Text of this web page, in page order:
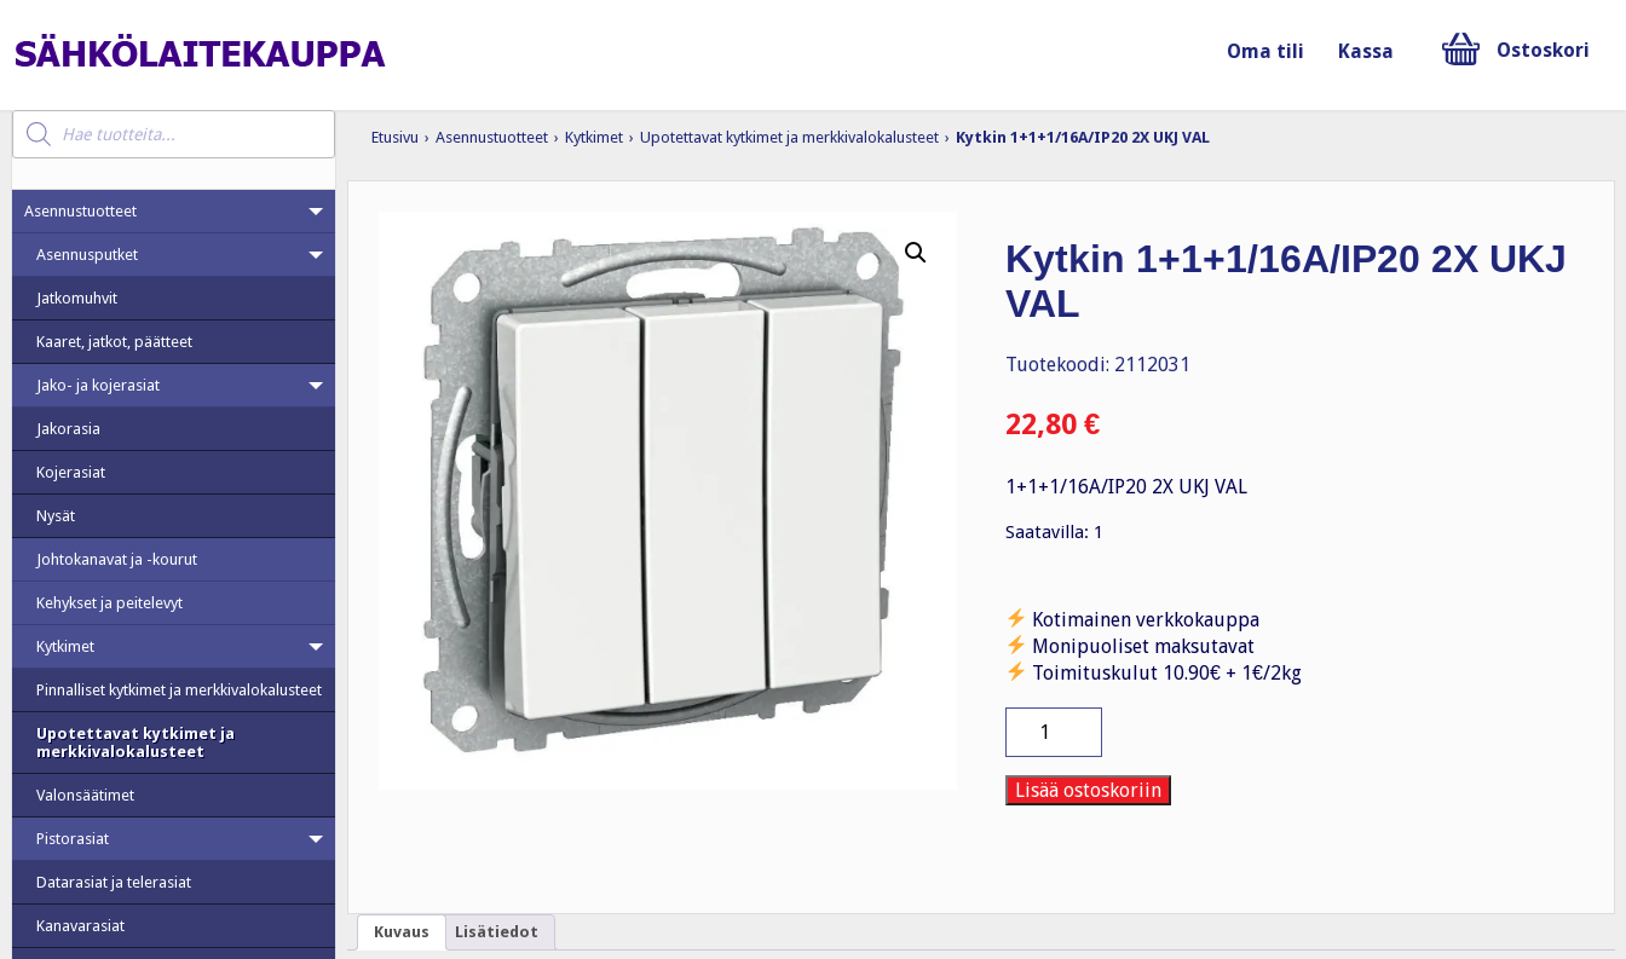
Oma tili Kassa Ostoskori
Etusivu › Asennustuotteet › Kytkimet › Upotettavat kytkimet ja merkkivalokalusteet › Kytkin 1+1+1/16A/IP20 2X UKJ VAL
Kytkin 1+1+1/16A/IP20 2X UKJ
VAL
Tuotekoodi: 2112031
22,80 €
1+1+1/16A/IP20 2X UKJ VAL
Saatavilla: 1
Kotimainen verkkokauppa
Monipuoliset maksutavat
Toimituskulut 10.90€ + 1€/2kg
1+1+1/16A/IP20
2X
UKJ
VAL
Lisää ostoskoriin
Kuvaus Lisätiedot
Products
search
Asennustuotteet
Asennusputket
Jatkomuhvit
Kaaret, jatkot, päätteet
Jako- ja kojerasiat
Jakorasia
Kojerasiat
Nysät
Johtokanavat ja -kourut
Kehykset ja peitelevyt
Kytkimet
Pinnalliset kytkimet ja merkkivalokalusteet
Upotettavat kytkimet ja
merkkivalokalusteet
Valonsäätimet
Pistorasiat
Datarasiat ja telerasiat
Kanavarasiat